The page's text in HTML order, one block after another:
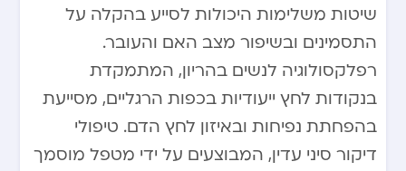
שיטות משלימות היכולות לסייע בהקלה על
התסמינים ובשיפור מצב האם והעובר.
רפלקסולוגיה לנשים בהריון, המתמקדת
בנקודות לחץ ייעודיות בכפות הרגליים, מסייעת
בהפחתת נפיחות ובאיזון לחץ הדם. טיפולי
דיקור סיני עדין, המבוצעים על ידי מטפל מוסמך